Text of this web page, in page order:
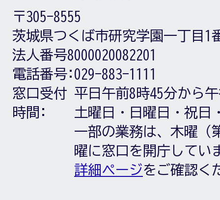
〒305-8555
茨城県つくば市研究学園一丁目1
法人番号8000020082201
電話番号: 029-883-1111
窓口受付
時間:
平日午前8時45分から
土曜日・日曜日・祝日
一部の業務は、木曜（
曜に窓口を開庁してい
詳細ページをご確認く